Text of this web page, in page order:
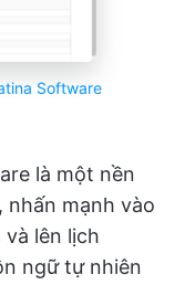
Software
là một nền
nhấn mạnh vào
lên lịch
ngữ tự nhiên